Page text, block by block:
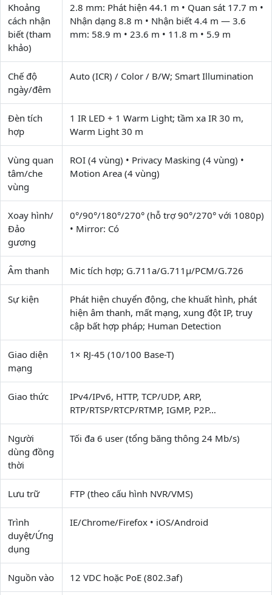
Khoảng
cách nhận
biết (tham
khảo)
2.8 mm: Phát hiện 44.1 m • Quan sát 17.7 m •
Nhận dạng 8.8 m • Nhận biết 4.4 m — 3.6
mm: 58.9 m • 23.6 m • 11.8 m • 5.9 m
Chế độ
ngày/đêm
Auto (ICR) / Color / B/W; Smart Illumination
Đèn tích
hợp
1 IR LED + 1 Warm Light; tầm xa IR 30 m,
Warm Light 30 m
Vùng quan
tâm/che
vùng
ROI (4 vùng) • Privacy Masking (4 vùng) •
Motion Area (4 vùng)
Xoay hình/
Đảo
gương
0°/90°/180°/270° (hỗ trợ 90°/270° với 1080p)
• Mirror: Có
Âm thanh Mic tích hợp; G.711a/G.711μ/PCM/G.726
Sự kiện
Phát hiện chuyển động, che khuất hình, phát
hiện âm thanh, mất mạng, xung đột IP, truy
cập bất hợp pháp; Human Detection
Giao diện
mạng
1× RJ-45 (10/100 Base-T)
Giao thức
IPv4/IPv6, HTTP, TCP/UDP, ARP,
RTP/RTSP/RTCP/RTMP, IGMP, P2P…
Người
dùng đồng
thời
Tối đa 6 user (tổng băng thông 24 Mb/s)
Lưu trữ FTP (theo cấu hình NVR/VMS)
Trình
duyệt/Ứng
dụng
IE/Chrome/Firefox • iOS/Android
Nguồn vào 12 VDC hoặc PoE (802.3af)